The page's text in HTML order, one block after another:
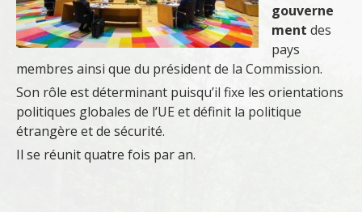
gouverne
ment des
pays
membres ainsi que du président de la Commission.
Son rôle est déterminant puisqu’il fixe les orientations
politiques globales de l’UE et définit la politique
étrangère et de sécurité.
Il se réunit quatre fois par an.